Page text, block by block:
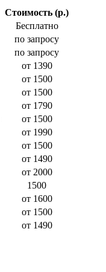
Стоимость (р.)
Бесплатно
по запросу
по запросу
от 1390
от 1500
от 1500
от 1790
от 1500
от 1990
от 1500
от 1490
от 2000
1500
от 1600
от 1500
от 1490